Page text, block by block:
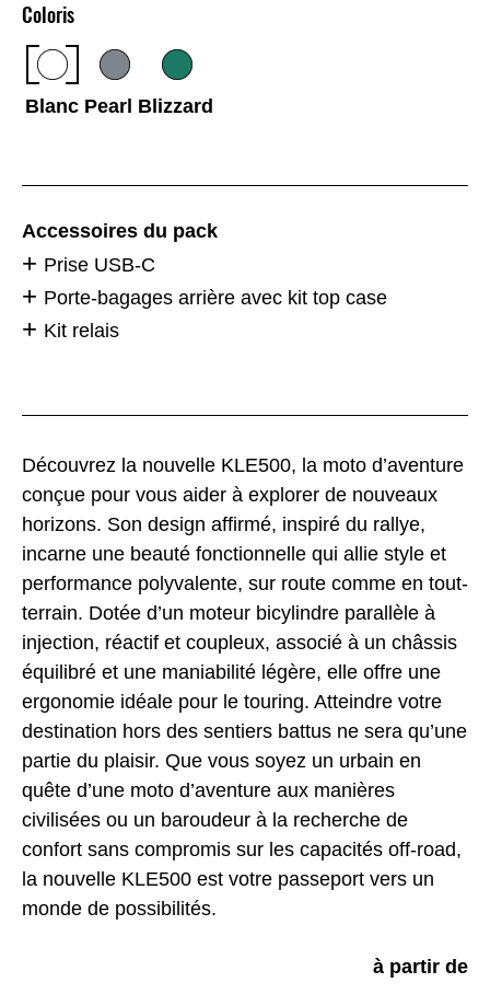
Découvrez la nouvelle KLE500, la moto d’aventure
conçue pour vous aider à explorer de nouveaux
horizons. Son design affirmé, inspiré du rallye,
incarne une beauté fonctionnelle qui allie style et
performance polyvalente, sur route comme en tout-
terrain. Dotée d’un moteur bicylindre parallèle à
injection, réactif et coupleux, associé à un châssis
équilibré et une maniabilité légère, elle offre une
ergonomie idéale pour le touring. Atteindre votre
destination hors des sentiers battus ne sera qu’une
partie du plaisir. Que vous soyez un urbain en
quête d’une moto d’aventure aux manières
civilisées ou un baroudeur à la recherche de
confort sans compromis sur les capacités off-road,
la nouvelle KLE500 est votre passeport vers un
monde de possibilités.
à partir de
Coloris
Blanc Pearl Blizzard
Accessoires du pack
Prise USB-C
Porte-bagages arrière avec kit top case
Kit relais